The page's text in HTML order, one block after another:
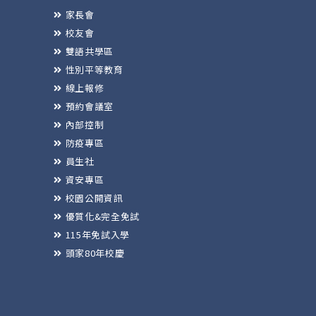
家長會
校友會
雙語共學區
性別平等教育
線上報修
預約會議室
內部控制
防疫專區
員生社
資安專區
校園公開資訊
優質化&完全免試
115年免試入學
頭家80年校慶